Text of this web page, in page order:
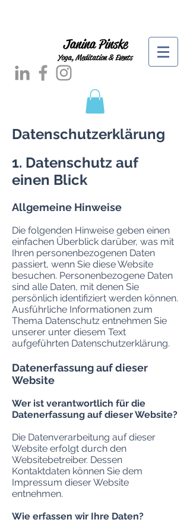
Janina Pinske
Yoga, Meditation & Events
Datenschutzerklärung
1. Datenschutz auf
einen Blick
Allgemeine Hinweise
Die folgenden Hinweise geben einen
einfachen Überblick darüber, was mit
Ihren personenbezogenen Daten
passiert, wenn Sie diese Website
besuchen. Personenbezogene Daten
sind alle Daten, mit denen Sie
persönlich identifiziert werden können.
Ausführliche Informationen zum
Thema Datenschutz entnehmen Sie
unserer unter diesem Text
aufgeführten Datenschutzerklärung.
Datenerfassung auf dieser
Website
Wer ist verantwortlich für die
Datenerfassung auf dieser Website?
Die Datenverarbeitung auf dieser
Website erfolgt durch den
Websitebetreiber. Dessen
Kontaktdaten können Sie dem
Impressum dieser Website
entnehmen.
Wie erfassen wir Ihre Daten?